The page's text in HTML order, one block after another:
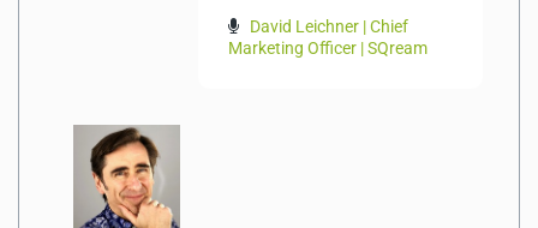
David Leichner | Chief
Marketing Officer | SQream